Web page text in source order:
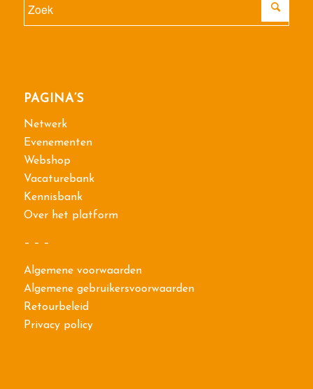
PAGINA’S
Netwerk
Evenementen
Webshop
Vacaturebank
Kennisbank
Over het platform
– – –
Algemene voorwaarden
Algemene gebruikersvoorwaarden
Retourbeleid
Privacy policy